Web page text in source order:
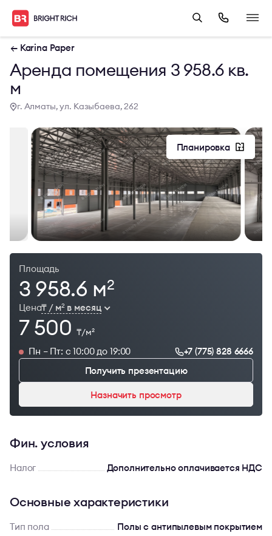
← Karina Paper
Аренда помещения 3 958.6 кв.
м
г. Алматы, ул. Казыбаева, 262
Планировка
Площадь
3 958.6 м2
Цена₸ / м2в месяц
7 500 ₸/м2
Пн – Пт: с 10:00 до 19:00
+7 (775) 828 6666
Получить презентацию
Назначить просмотр
Фин. условия
Налог Дополнительно оплачивается НДС
Основные характеристики
Тип пола
Полы с антипылевым покрытием